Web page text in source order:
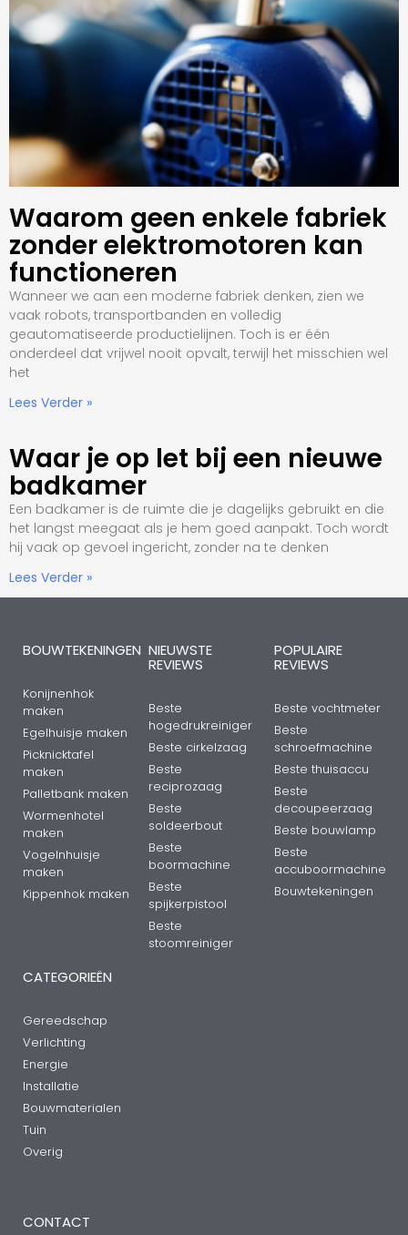
Waarom geen enkele fabriek
zonder elektromotoren kan
functioneren
Wanneer we aan een moderne fabriek denken, zien we
vaak robots, transportbanden en volledig
geautomatiseerde productielijnen. Toch is er één
onderdeel dat vrijwel nooit opvalt, terwijl het misschien wel
het
Lees Verder »
Waar je op let bij een nieuwe
badkamer
Een badkamer is de ruimte die je dagelijks gebruikt en die
het langst meegaat als je hem goed aanpakt. Toch wordt
hij vaak op gevoel ingericht, zonder na te denken
Lees Verder »
BOUWTEKENINGEN
Konijnenhok
maken
Egelhuisje maken
Picknicktafel
maken
Palletbank maken
Wormenhotel
maken
Vogelnhuisje
maken
Kippenhok maken
NIEUWSTE
REVIEWS
Beste
hogedrukreiniger
Beste cirkelzaag
Beste
reciprozaag
Beste
soldeerbout
Beste
boormachine
Beste
spijkerpistool
Beste
stoomreiniger
POPULAIRE
REVIEWS
Beste vochtmeter
Beste
schroefmachine
Beste thuisaccu
Beste
decoupeerzaag
Beste bouwlamp
Beste
accuboormachine
Bouwtekeningen
CATEGORIEËN
Gereedschap
Verlichting
Energie
Installatie
Bouwmaterialen
Tuin
Overig
CONTACT